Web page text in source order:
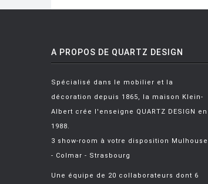
A PROPOS DE QUARTZ DESIGN
Spécialisé dans le mobilier et la
décoration depuis 1865, la maison Klein-
Albert crée l'enseigne QUARTZ DESIGN en
1988.
3 show-room à votre disposition Mulhouse
- Colmar - Strasbourg
Une équipe de 20 collaborateurs dont 6